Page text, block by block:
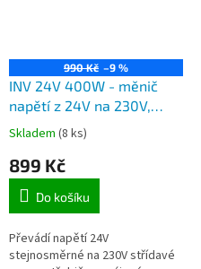
990 Kč –9 %
INV 24V 400W - měnič
napětí z 24V na 230V,
výkon 400W modifikovaná
sinusovka
Skladem (8 ks)
899 Kč
Do košíku
Převádí napětí 24V
stejnosměrné na 230V střídavé